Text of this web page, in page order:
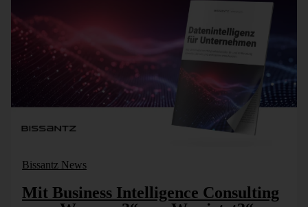
Bissantz News
Mit Business Intelligence Consulting